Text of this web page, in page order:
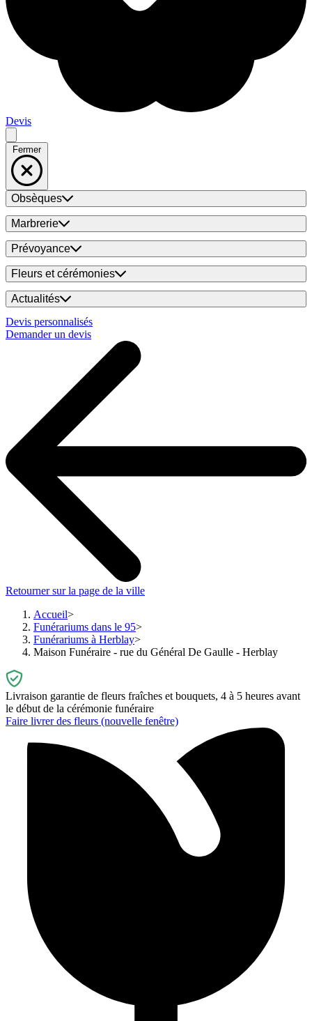
Devis
Fermer
Obsèques
Marbrerie
Prévoyance
Fleurs et cérémonies
Actualités
Devis personnalisés
Demander un devis
Retourner sur la page de la ville
Accueil
Funérariums dans le 95
Funérariums à Herblay
Maison Funéraire - rue du Général De Gaulle - Herblay
Livraison garantie de fleurs fraîches et bouquets, 4 à 5 heures avant
le début de la cérémonie funéraire
Faire livrer des fleurs (nouvelle fenêtre)